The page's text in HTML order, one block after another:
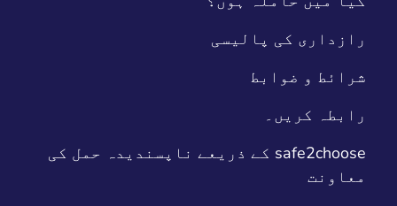
رازداری کی پالیسی
شرائط و ضوابط
رابطہ کریں۔
safe2choose کے ذریعے ناپسندیدہ حمل کی
معاونت